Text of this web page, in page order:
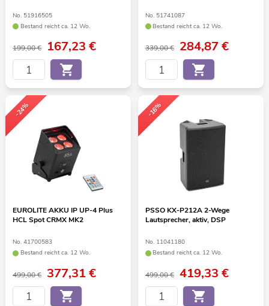
No. 51916505
Bestand reicht ca. 12 Wo.
199,00 € 167,23€
No. 51741087
Bestand reicht ca. 12 Wo.
339,00 € 284,87 €
-24%
EUROLITE AKKU IP UP-4 Plus
HCL Spot CRMX MK2
No. 41700583
Bestand reicht ca. 12 Wo.
499,00 € 377,31€
-16%
PSSO KX-P212A 2-Wege
Lautsprecher, aktiv, DSP
No. 11041180
Bestand reicht ca. 12 Wo.
499,00 € 419,33 €